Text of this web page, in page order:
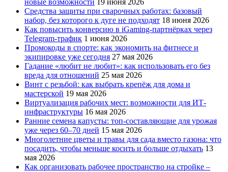
Средства защиты при сварочных работах: базовый
набор, без которого к дуге не подходят 18 июня 2026
Как повысить конверсию в iGaming-партнёрках через
Telegram-трафик 1 июня 2026
Промокоды в спорте: как экономить на фитнесе и
экипировке уже сегодня 27 мая 2026
Гадание «любит не любит»: как использовать его без
вреда для отношений 25 мая 2026
Винт с резьбой: как выбрать крепёж для дома и
мастерской 19 мая 2026
Виртуализация рабочих мест: возможности для ИТ-
инфраструктуры 16 мая 2026
Ранние семена капусты: топ‑составляющие для урожая
уже через 60–70 дней 15 мая 2026
Многолетние цветы и травы для сада вместо газона: что
посадить, чтобы меньше косить и больше отдыхать 13
мая 2026
Как организовать рабочее пространство на стройке –